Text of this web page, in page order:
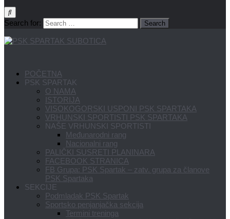
Search for:
POČETNA
PSK SPARTAK
O NAMA
ISTORIJA
VISOKOGORSKI USPONI PSK SPARTAKA
VRHUNSKI SPORTISTI PSK SPARTAKA
NAŠE VRHUNSKI SPORTISTI
Međunarodni rang
Nacionalni rang
PALIČKI SUSRETI PLANINARA
FACEBOOK STRANICA
FB Grupa: PSK Spartak – zatv. grupa za članove
PSK Spartaka
SEKCIJE
Podmladak PSK Spartak
Sportsko penjanjačka sekcija
Termini treninga